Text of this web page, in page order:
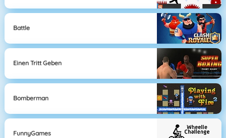
Battle
Einen Tritt Geben
Bomberman
FunnyGames